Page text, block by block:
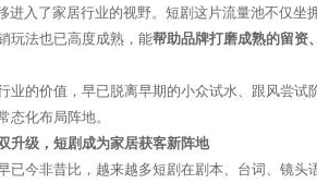
进入了家居行业的视野。短剧这片流量池不仅坐
玩法也已高度成熟，能帮助品牌打磨成熟的留资
业的价值，早已脱离早期的小众试水、跟风尝试
态化布局阵地。
升级，短剧成为家居获客新阵地
已今非昔比，越来越多短剧在剧本、台词、镜头